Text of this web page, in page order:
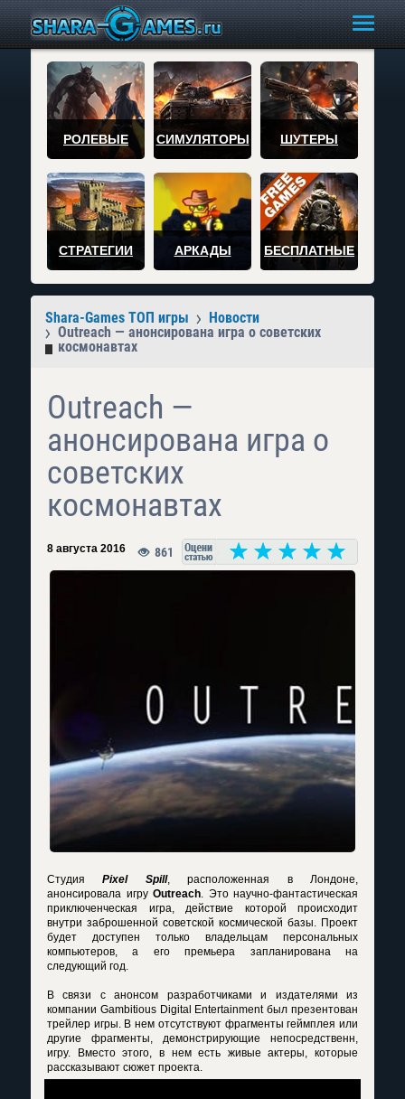
РОЛЕВЫЕ СИМУЛЯТОРЫ ШУТЕРЫ
СТРАТЕГИИ АРКАДЫ БЕСПЛАТНЫЕ
Shara-Games ТОП игры
Новости
Outreach — анонсирована игра о советских
космонавтах
Outreach —
анонсирована игра о
советских
космонавтах
8 августа 2016 861
СтудияPixel Spill, расположенная в Лондоне,
анонсировала игру Outreach. Это научно-фантастическая
приключенческая игра, действие которой происходит
внутри заброшенной советской космической базы. Проект
будет доступен только владельцам персональных
компьютеров, а его премьера запланирована на
следующий год.
В связи с анонсом разработчиками и издателями из
компании Gambitious Digital Entertainment был презентован
трейлер игры. В нем отсутствуют фрагменты геймплея или
другие фрагменты, демонстрирующие непосредственн,
игру. Вместо этого, в нем есть живые актеры, которые
рассказывают сюжет проекта.